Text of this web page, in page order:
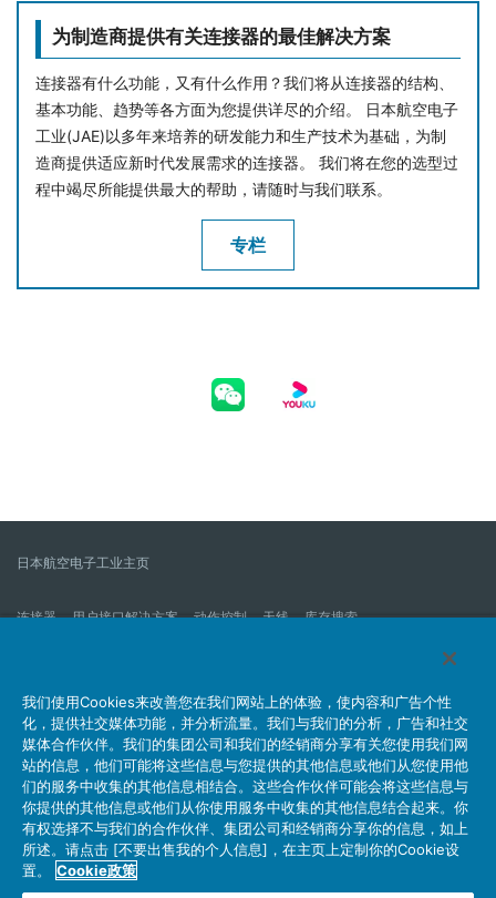
为制造商提供有关连接器的最佳解决方案
连接器有什么功能，又有什么作用？我们将从连接器的结构、
基本功能、趋势等各方面为您提供详尽的介绍。 日本航空电子
工业(JAE)以多年来培养的研发能力和生产技术为基础，为制
造商提供适应新时代发展需求的连接器。 我们将在您的选型过
程中竭尽所能提供最大的帮助，请随时与我们联系。
专栏
日本航空电子工业主页
连接器 用户接口解决方案 动作控制 天线 库存搜索
我们的公司 企业社会责任 IR消息 公司新到信息列表
产品信息新的列表
网站地图
联系我们
个人信息保护方针 JAE Cookie政策
关于利用本网站
社交媒体官方账号运营方针
我们使用Cookies来改善您在我们网站上的体验，使内容和广告个性
化，提供社交媒体功能，并分析流量。我们与我们的分析，广告和社交
媒体合作伙伴。我们的集团公司和我们的经销商分享有关您使用我们网
站的信息，他们可能将这些信息与您提供的其他信息或他们从您使用他
们的服务中收集的其他信息相结合。这些合作伙伴可能会将这些信息与
你提供的其他信息或他们从你使用服务中收集的其他信息结合起来。你
有权选择不与我们的合作伙伴、集团公司和经销商分享你的信息，如上
所述。请点击 [不要出售我的个人信息]，在主页上定制你的Cookie设
置。
Cookie政策